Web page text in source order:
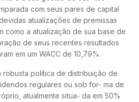
com seus pares de capital
atualizações de premissas
como a atualização de sua base de
de seus recentes resultados
em um WACC de 10,79%.
robusta política de distribuição de
regulares ou sob for- ma de
atualmente situa- da em 50%